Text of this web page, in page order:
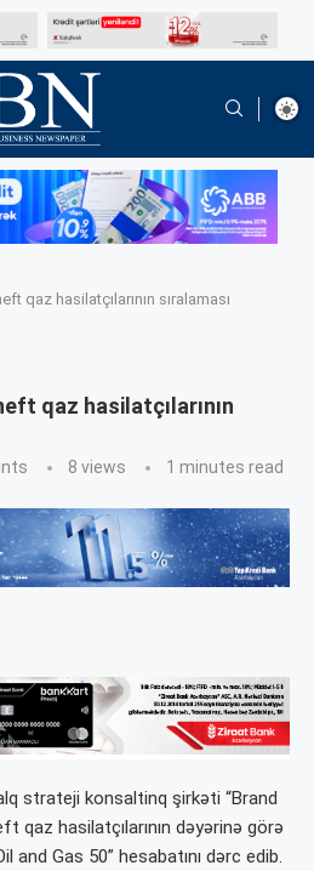
qaz hasilatçılarının sıralaması
qaz hasilatçılarının
8 views 1 minutes read
strateji konsaltinq şirkəti “Brand
qaz hasilatçılarının dəyərinə görə
and Gas 50” hesabatını dərc edib.